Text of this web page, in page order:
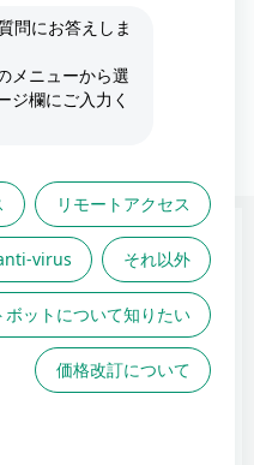
FAQは役に立ちましたか？